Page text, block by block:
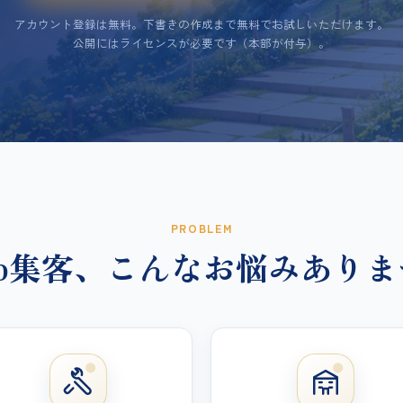
アカウント登録は無料。下書きの作成まで無料でお試しいただけます。
公開にはライセンスが必要です（本部が付与）。
PROBLEM
客、こんなお悩みあり